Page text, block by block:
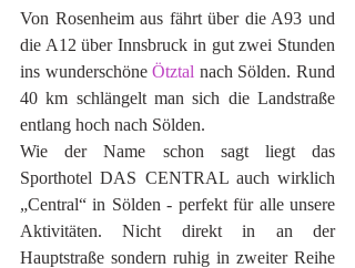
Von Rosenheim aus fährt über die A93 und
die A12 über Innsbruck in gut zwei Stunden
ins wunderschöne Ötztal nach Sölden. Rund
40 km schlängelt man sich die Landstraße
entlang hoch nach Sölden.
Wie der Name schon sagt liegt das
Sporthotel DAS CENTRAL auch wirklich
„Central“ in Sölden - perfekt für alle unsere
Aktivitäten. Nicht direkt in an der
Hauptstraße sondern ruhig in zweiter Reihe